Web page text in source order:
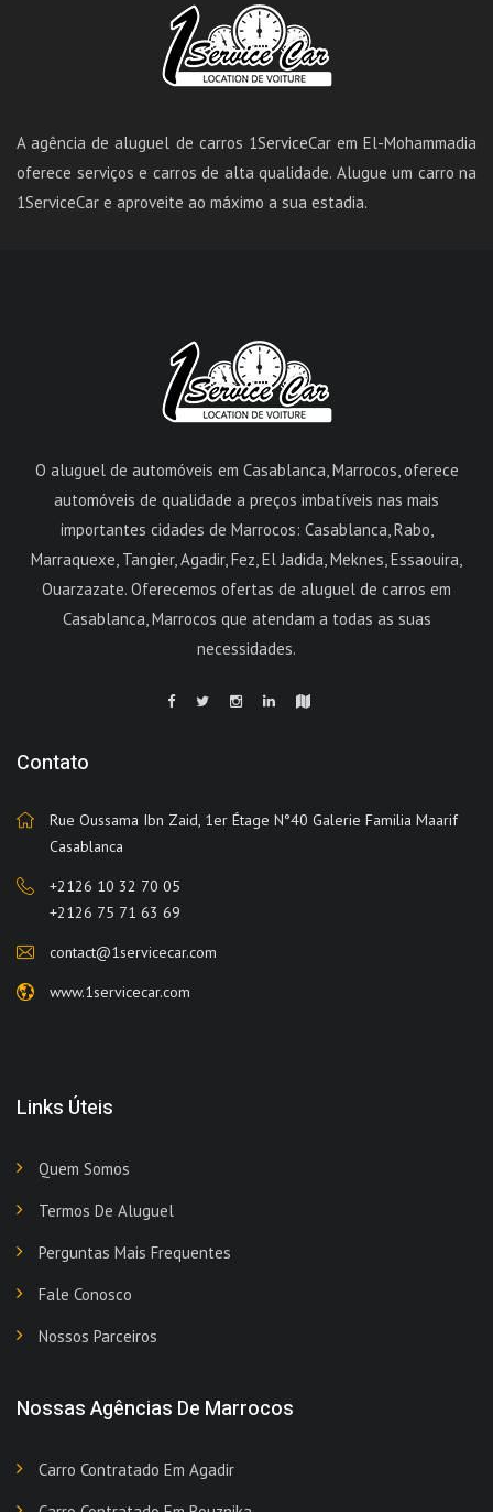
A agência de aluguel de carros 1ServiceCar em El-Mohammadia
oferece serviços e carros de alta qualidade. Alugue um carro na
1ServiceCar e aproveite ao máximo a sua estadia.
O aluguel de automóveis em Casablanca, Marrocos, oferece
automóveis de qualidade a preços imbatíveis nas mais
importantes cidades de Marrocos: Casablanca, Rabo,
Marraquexe, Tangier, Agadir, Fez, El Jadida, Meknes, Essaouira,
Ouarzazate. Oferecemos ofertas de aluguel de carros em
Casablanca, Marrocos que atendam a todas as suas
necessidades.
Contato
Rue Oussama Ibn Zaid, 1er Étage N°40 Galerie Familia Maarif
Casablanca
+2126 10 32 70 05
+2126 75 71 63 69
contact@1servicecar.com
www.1servicecar.com
Links Úteis
Quem Somos
Termos De Aluguel
Perguntas Mais Frequentes
Fale Conosco
Nossos Parceiros
Nossas Agências De Marrocos
Carro Contratado Em Agadir